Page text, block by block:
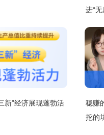
进“
新”经济展现蓬勃活
稳赚
挖的